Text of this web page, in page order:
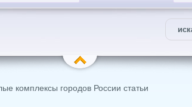
комплексы городов России статьи